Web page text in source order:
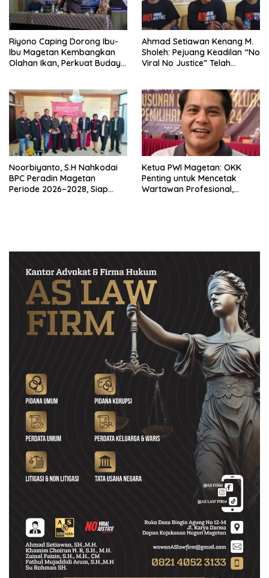
Riyono Caping Dorong Ibu-
Ibu Magetan Kembangkan
Olahan Ikan, Perkuat Budaya
Ahmad Setiawan Kenang M.
Sholeh: Pejuang Keadilan “No
Viral No Justice” Telah
Noorbiyanto, S.H Nahkodai
BPC Peradin Magetan
Periode 2026–2028, Siap
Ketua PWI Magetan: OKK
Penting untuk Mencetak
Wartawan Profesional,